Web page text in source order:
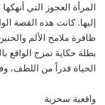
المرأة العجوز التي
إليها. كانت هذه القصة
ظافرة ملامح الألم
بطلة حكاية تمزج الواقع
الحياة قدراً من اللطف،
واقعية سحرية